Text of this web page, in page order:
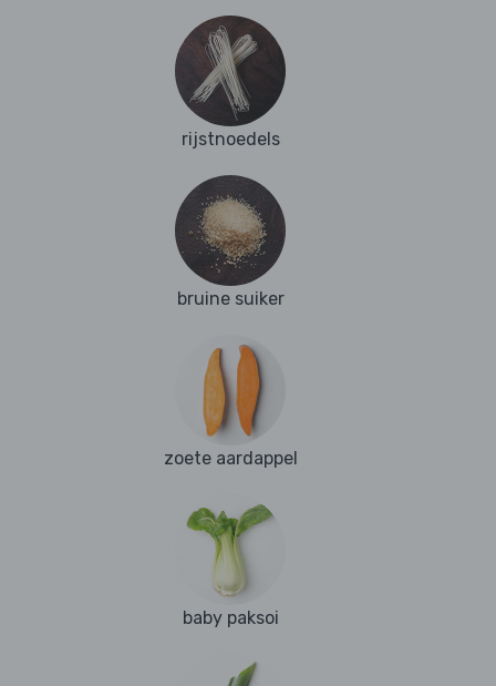
rijstnoedels
bruine suiker
zoete aardappel
baby paksoi